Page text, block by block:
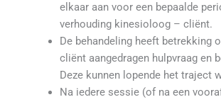
elkaar aan voor een bepaalde
verhouding kinesioloog – cliënt.
De behandeling heeft betrekking
cliënt aangedragen hulpvraag en
Deze kunnen lopende het traject
Na iedere sessie (of na een